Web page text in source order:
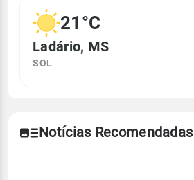
21°C
Ladário, MS
SOL
Notícias Recomendadas